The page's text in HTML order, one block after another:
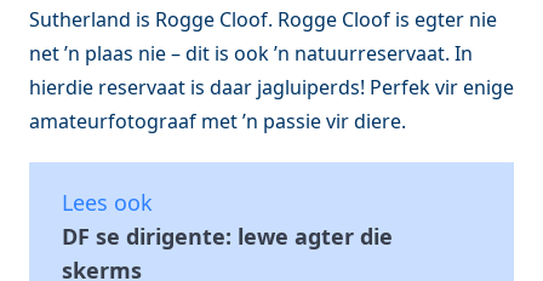
Sutherland is Rogge Cloof. Rogge Cloof is egter nie
net ’n plaas nie – dit is ook ’n natuurreservaat. In
hierdie reservaat is daar jagluiperds! Perfek vir enige
amateurfotograaf met ’n passie vir diere.
Lees ook
DF se dirigente: lewe agter die
skerms